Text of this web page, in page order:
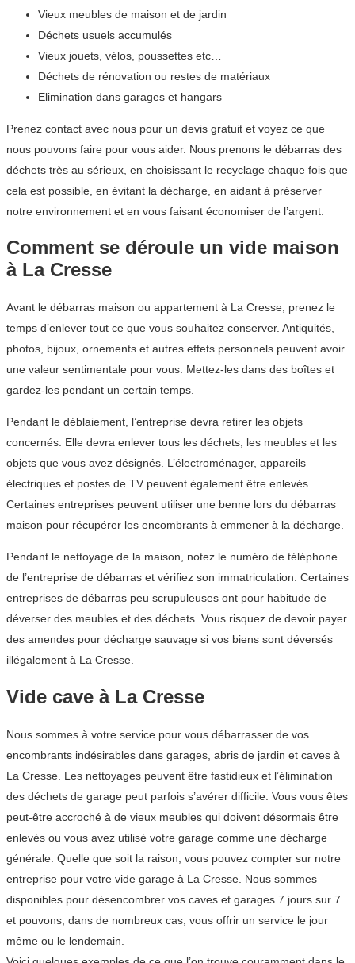
Vieux meubles de maison et de jardin
Déchets usuels accumulés
Vieux jouets, vélos, poussettes etc…
Déchets de rénovation ou restes de matériaux
Elimination dans garages et hangars
Prenez contact avec nous pour un devis gratuit et voyez ce que
nous pouvons faire pour vous aider. Nous prenons le débarras des
déchets très au sérieux, en choisissant le recyclage chaque fois que
cela est possible, en évitant la décharge, en aidant à préserver
notre environnement et en vous faisant économiser de l’argent.
Comment se déroule un vide maison
à La Cresse
Avant le débarras maison ou appartement à La Cresse, prenez le
temps d’enlever tout ce que vous souhaitez conserver. Antiquités,
photos, bijoux, ornements et autres effets personnels peuvent avoir
une valeur sentimentale pour vous. Mettez-les dans des boîtes et
gardez-les pendant un certain temps.
Pendant le déblaiement, l’entreprise devra retirer les objets
concernés. Elle devra enlever tous les déchets, les meubles et les
objets que vous avez désignés. L’électroménager, appareils
électriques et postes de TV peuvent également être enlevés.
Certaines entreprises peuvent utiliser une benne lors du débarras
maison pour récupérer les encombrants à emmener à la décharge.
Pendant le nettoyage de la maison, notez le numéro de téléphone
de l’entreprise de débarras et vérifiez son immatriculation. Certaines
entreprises de débarras peu scrupuleuses ont pour habitude de
déverser des meubles et des déchets. Vous risquez de devoir payer
des amendes pour décharge sauvage si vos biens sont déversés
illégalement à La Cresse.
Vide cave à La Cresse
Nous sommes à votre service pour vous débarrasser de vos
encombrants indésirables dans garages, abris de jardin et caves à
La Cresse. Les nettoyages peuvent être fastidieux et l’élimination
des déchets de garage peut parfois s’avérer difficile. Vous vous êtes
peut-être accroché à de vieux meubles qui doivent désormais être
enlevés ou vous avez utilisé votre garage comme une décharge
générale. Quelle que soit la raison, vous pouvez compter sur notre
entreprise pour votre vide garage à La Cresse. Nous sommes
disponibles pour désencombrer vos caves et garages 7 jours sur 7
et pouvons, dans de nombreux cas, vous offrir un service le jour
même ou le lendemain.